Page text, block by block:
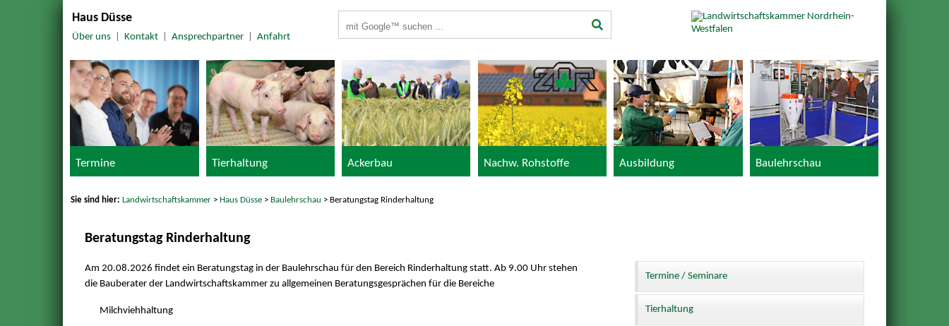
Haus Düsse
Über uns| Kontakt| Ansprechpartner| Anfahrt
Termine Tierhaltung Ackerbau Nachw. Rohstoffe Ausbildung Baulehrschau
Sie sind hier:Landwirtschaftskammer >Haus Düsse > Baulehrschau > Beratungstag Rinderhaltung
Beratungstag Rinderhaltung
Am 20.08.2026 findet ein Beratungstag in der Baulehrschau für den Bereich Rinderhaltung statt. Ab 9.00 Uhr stehen
die Bauberater der Landwirtschaftskammer zu allgemeinen Beratungsgesprächen für die Bereiche
Milchviehhaltung
Termine / Seminare
Tierhaltung